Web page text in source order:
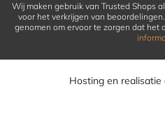
Wij maken gebruik van Trusted Shops
voor het verkrijgen van
genomen om ervoor te zorgen dat het
Hosting en realisatie